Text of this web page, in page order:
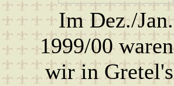
Im Dez./Jan.
1999/00 waren
wir in Gretel's